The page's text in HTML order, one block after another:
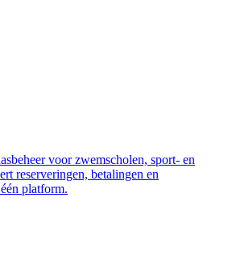
voor zwemscholen, sport- en
reserveringen, betalingen en
platform.